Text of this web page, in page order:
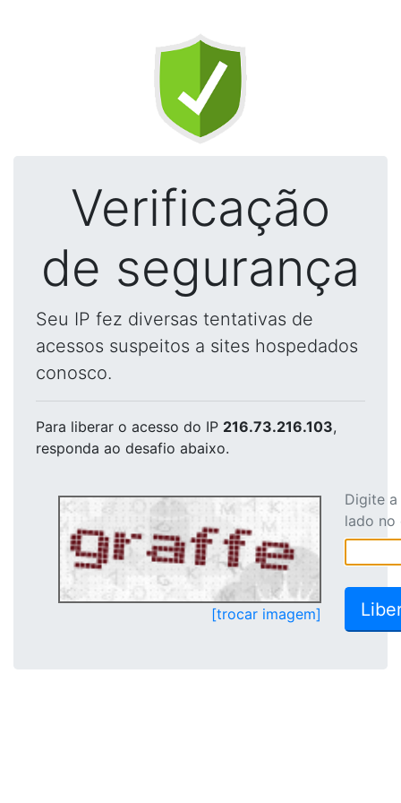
Verificação
de segurança
Seu IP fez diversas tentativas de
acessos suspeitos a sites hospedados
conosco.
Para liberar o acesso do IP 216.73.216.103,
responda ao desafio abaixo.
[trocar imagem]
Digite
lado no